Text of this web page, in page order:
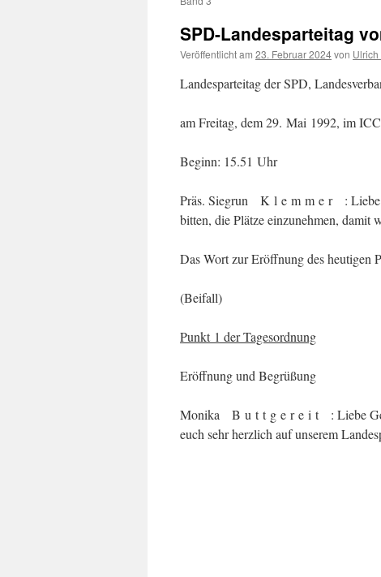
SPD-Landesparteitag
Veröffentlicht am 23. Februar 2024von
Landesparteitag der SPD,
am Freitag, dem 29. Mai 1992, im
Beginn: 15.51 Uhr
Präs. Siegrun K l e m m e r : Liebe
bitten, die Plätze einzunehmen, damit
Das Wort zur Eröffnung des heutigen
(Beifall)
Punkt 1 der Tagesordnung
Eröffnung und Begrüßung
Monika B u t t g e r e i t : Liebe
euch sehr herzlich auf unserem